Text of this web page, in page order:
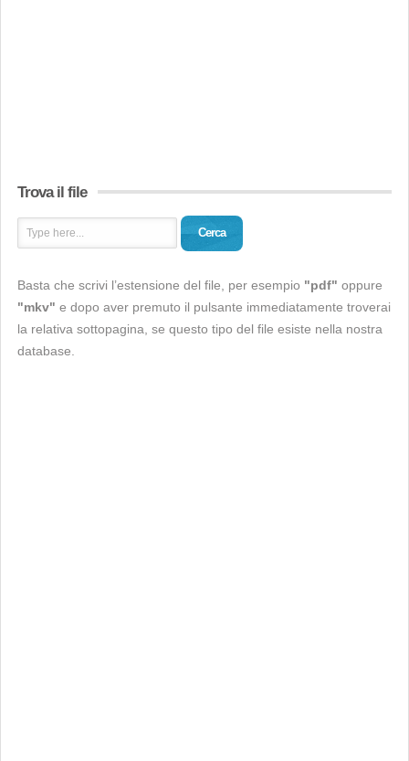
Trova il file
Cerca
Basta che scrivi l’estensione del file, per esempio "pdf" oppure
"mkv" e dopo aver premuto il pulsante immediatamente troverai
la relativa sottopagina, se questo tipo del file esiste nella nostra
database.